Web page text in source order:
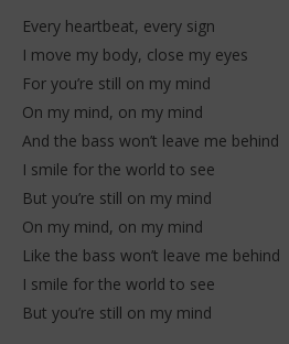
Every heartbeat, every sign
I move my body, close my eyes
For you’re still on my mind
On my mind, on my mind
And the bass won’t leave me behind
I smile for the world to see
But you’re still on my mind
On my mind, on my mind
Like the bass won’t leave me behind
I smile for the world to see
But you’re still on my mind